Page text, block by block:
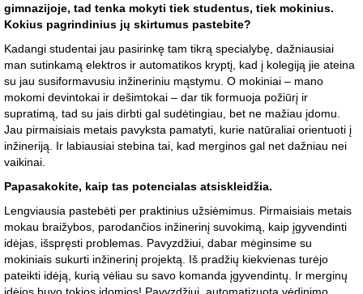
gimnazijoje, tad tenka mokyti tiek studentus, tiek mokinius.
Kokius pagrindinius jų skirtumus pastebite?
Kadangi studentai jau pasirinkę tam tikrą specialybę, dažniausiai
man sutinkamą elektros ir automatikos kryptį, kad į kolegiją jie ateina
su jau susiformavusiu inžineriniu mąstymu. O mokiniai – mano
mokomi devintokai ir dešimtokai – dar tik formuoja požiūrį ir
supratimą, tad su jais dirbti gal sudėtingiau, bet ne mažiau įdomu.
Jau pirmaisiais metais pavyksta pamatyti, kurie natūraliai orientuoti į
inžineriją. Ir labiausiai stebina tai, kad merginos gal net dažniau nei
vaikinai.
Papasakokite, kaip tas potencialas atsiskleidžia.
Lengviausia pastebėti per praktinius užsiėmimus. Pirmaisiais metais
mokau braižybos, parodančios inžinerinį suvokimą, kaip įgyvendinti
idėjas, išspręsti problemas. Pavyzdžiui, dabar mėginsime su
mokiniais sukurti inžinerinį projektą. Iš pradžių kiekvienas turėjo
pateikti idėją, kurią vėliau su savo komanda įgyvendintų. Ir merginų